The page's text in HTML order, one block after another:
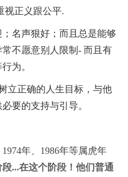
视正义跟公平.
名声狠好；而且总是能够
不愿意别人限制- 而且有
为。
立正确的人生目标，与他
要的支持与引导。
年、1986年等属虎年
段...在这个阶段！他们普通